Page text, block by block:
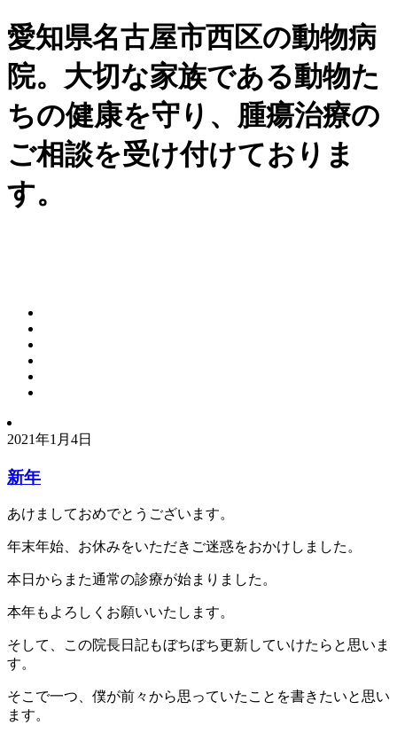
愛知県名古屋市西区の動物病
院。大切な家族である動物た
ちの健康を守り、腫瘍治療の
ご相談を受け付けておりま
す。
2021年1月4日
新年
あけましておめでとうございます。
年末年始、お休みをいただきご迷惑をおかけしました。
本日からまた通常の診療が始まりました。
本年もよろしくお願いいたします。
そして、この院長日記もぼちぼち更新していけたらと思いま
す。
そこで一つ、僕が前々から思っていたことを書きたいと思い
ます。